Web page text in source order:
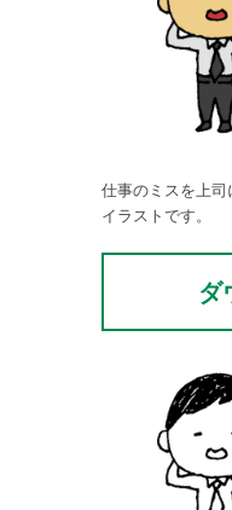
仕事のミスを上
イラストです。
ダ